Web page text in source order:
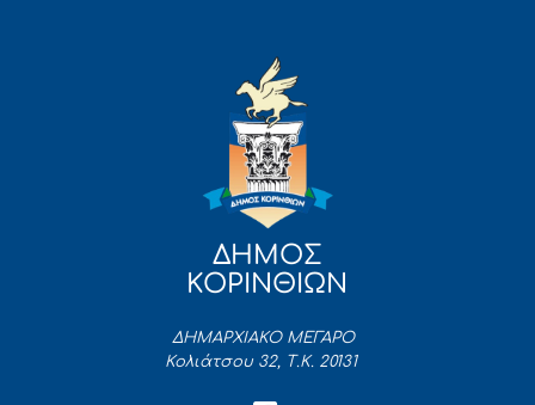
ΔΗΜΟΣ
ΚΟΡΙΝΘΙΩΝ
ΔΗΜΑΡΧΙΑΚΟ ΜΕΓΑΡΟ
Κολιάτσου 32, Τ.Κ. 20131